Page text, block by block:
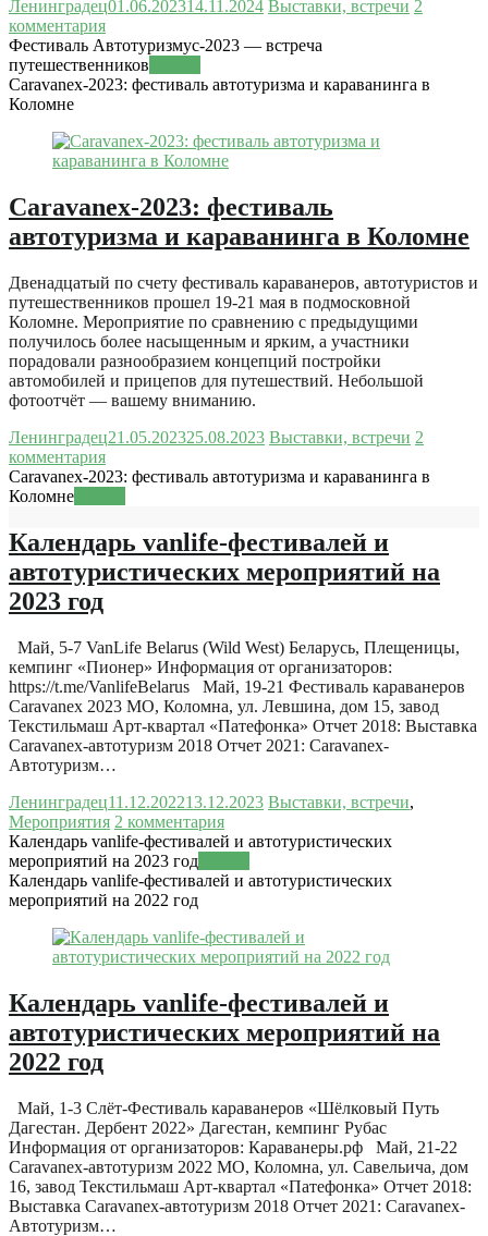
Ленинградец01.06.202314.11.2024 Выставки, встречи 2
комментария
Фестиваль Автотуризмус-2023 — встреча
путешественников
Caravanex-2023: фестиваль автотуризма и караванинга в
Коломне
Caravanex-2023: фестиваль
автотуризма и караванинга в Коломне
Двенадцатый по счету фестиваль караванеров, автотуристов и
путешественников прошел 19-21 мая в подмосковной
Коломне. Мероприятие по сравнению с предыдущими
получилось более насыщенным и ярким, а участники
порадовали разнообразием концепций постройки
автомобилей и прицепов для путешествий. Небольшой
фотоотчёт — вашему вниманию.
Ленинградец21.05.202325.08.2023 Выставки, встречи 2
комментария
Caravanex-2023: фестиваль автотуризма и караванинга в
Коломне
Календарь vanlife-фестивалей и
автотуристических мероприятий на
2023 год
Май, 5-7 VanLife Belarus (Wild West) Беларусь, Плещеницы,
кемпинг «Пионер» Информация от организаторов:
https://t.me/VanlifeBelarus Май, 19-21 Фестиваль караванеров
Caravanex 2023 МО, Коломна, ул. Левшина, дом 15, завод
Текстильмаш Арт-квартал «Патефонка» Отчет 2018: Выставка
Caravanex-автотуризм 2018 Отчет 2021: Caravanex-
Автотуризм…
Ленинградец11.12.202213.12.2023 Выставки, встречи,
Мероприятия 2 комментария
Календарь vanlife-фестивалей и автотуристических
мероприятий на 2023 год
Календарь vanlife-фестивалей и автотуристических
мероприятий на 2022 год
Календарь vanlife-фестивалей и
автотуристических мероприятий на
2022 год
Май, 1-3 Слёт-Фестиваль караванеров «Шёлковый Путь
Дагестан. Дербент 2022» Дагестан, кемпинг Рубас
Информация от организаторов: Караванеры.рф Май, 21-22
Caravanex-автотуризм 2022 МО, Коломна, ул. Савельича, дом
16, завод Текстильмаш Арт-квартал «Патефонка» Отчет 2018:
Выставка Caravanex-автотуризм 2018 Отчет 2021: Caravanex-
Автотуризм…